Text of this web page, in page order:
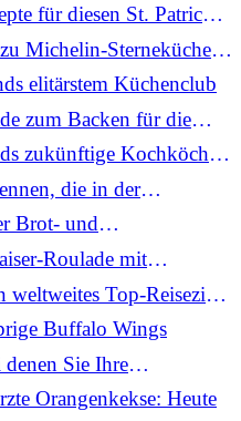
für diesen St. Patrick's
Michelin-Sterneküchen:
elitärstem Küchenclub
zum Backen für die
zukünftige Kochköche
die in der
leisten
Brot- und
Roulade mit
Top-Reiseziel
Buffalo Wings
Sie Ihre
Orangenkekse: Heute